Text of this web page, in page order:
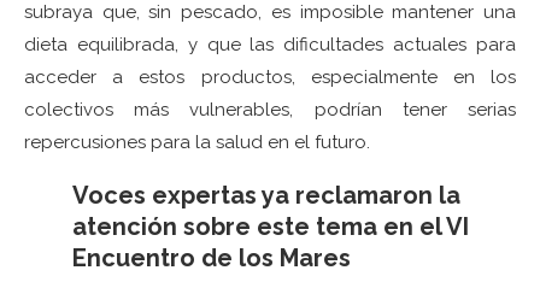
subraya que, sin pescado, es imposible mantener una
dieta equilibrada, y que las dificultades actuales para
acceder a estos productos, especialmente en los
colectivos más vulnerables, podrían tener serias
repercusiones para la salud en el futuro.
Voces expertas ya reclamaron la
atención sobre este tema en el VI
Encuentro de los Mares